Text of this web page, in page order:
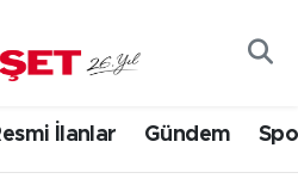
İlanlar Gündem